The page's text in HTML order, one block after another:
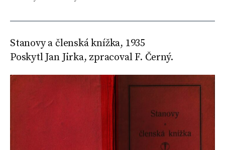
Stanovy a členská knížka, 1935
Poskytl Jan Jirka, zpracoval F. Černý.